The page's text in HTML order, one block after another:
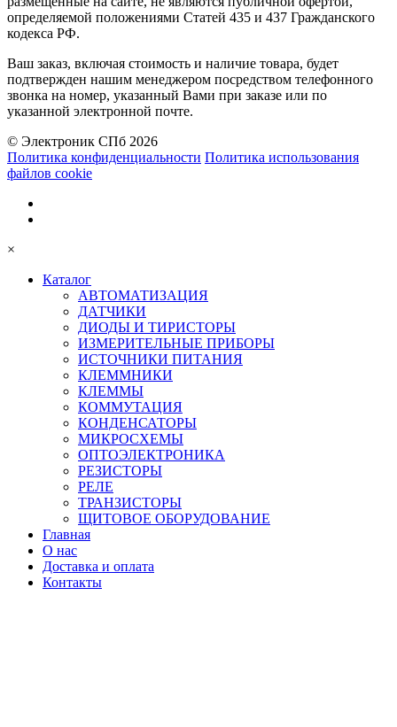
определяемой положениями Статей 435 и 437 Гражданского
кодекса РФ.
Ваш заказ, включая стоимость и наличие товара, будет
подтвержден нашим менеджером посредством телефонного
звонка на номер, указанный Вами при заказе или по
указанной электронной почте.
© Электроник СПб 2026
Политика конфиденциальности Политика использования
файлов cookie
×
Каталог
АВТОМАТИЗАЦИЯ
ДАТЧИКИ
ДИОДЫ И ТИРИСТОРЫ
ИЗМЕРИТЕЛЬНЫЕ ПРИБОРЫ
ИСТОЧНИКИ ПИТАНИЯ
КЛЕММНИКИ
КЛЕММЫ
КОММУТАЦИЯ
КОНДЕНСАТОРЫ
МИКРОСХЕМЫ
ОПТОЭЛЕКТРОНИКА
РЕЗИСТОРЫ
РЕЛЕ
ТРАНЗИСТОРЫ
ЩИТОВОЕ ОБОРУДОВАНИЕ
Главная
О нас
Доставка и оплата
Контакты